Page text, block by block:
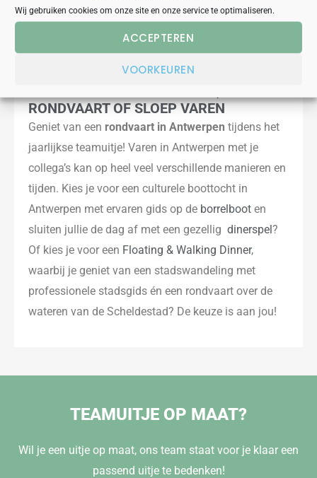
Wij gebruiken cookies om onze site en onze service te optimaliseren.
ACCEPTEREN
VOORKEUREN
RONDVAART OF SLOEP VAREN
Geniet van een rondvaart in Antwerpen tijdens het
jaarlijkse teamuitje! Varen in Antwerpen met je
collega’s kan op heel veel verschillende manieren en
tijden. Kies je voor een culturele boottocht in
Antwerpen met ervaren gids op de borrelboot en
sluiten jullie de dag af met een gezellig dinerspel?
Of kies je voor een Floating & Walking Dinner,
waarbij je geniet van een stadswandeling met
professionele stadsgids én een rondvaart over de
wateren van de Scheldestad? De keuze is aan jou!
TEAMUITJE OP MAAT?
Wil je een uitje op maat, ons team staat voor je klaar een
passend uitje te bedenken!